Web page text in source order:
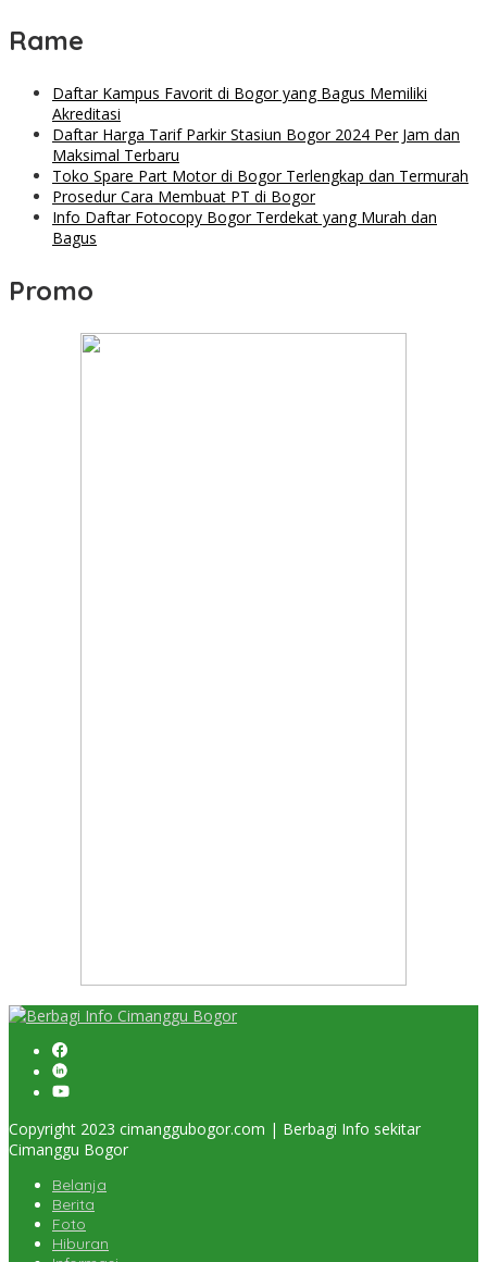
Rame
Daftar Kampus Favorit di Bogor yang Bagus Memiliki
Akreditasi
Daftar Harga Tarif Parkir Stasiun Bogor 2024 Per Jam dan
Maksimal Terbaru
Toko Spare Part Motor di Bogor Terlengkap dan Termurah
Prosedur Cara Membuat PT di Bogor
Info Daftar Fotocopy Bogor Terdekat yang Murah dan
Bagus
Promo
Copyright 2023 cimanggubogor.com | Berbagi Info sekitar
Cimanggu Bogor
Belanja
Berita
Foto
Hiburan